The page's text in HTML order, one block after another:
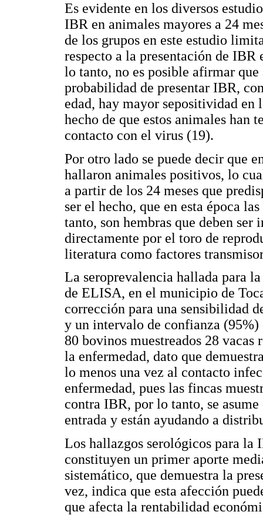
Es evidente en los diversos
IBR en animales mayores a 24
de los grupos en este estudio
respecto a la presentación de
lo tanto, no es posible afirmar
probabilidad de presentar IBR,
edad, hay mayor sepositividad
hecho de que estos animales han
contacto con el virus (19).
Por otro lado se puede decir que
hallaron animales positivos, lo
a partir de los 24 meses que
ser el hecho, que en esta época
tanto, son hembras que deben
directamente por el toro de
literatura como factores
La seroprevalencia hallada para
de ELISA, en el municipio de
corrección para una sensibilidad
y un intervalo de confianza
80 bovinos muestreados 28
la enfermedad, dato que
lo menos una vez al contacto
enfermedad, pues las fincas
contra IBR, por lo tanto, se
entrada y están ayudando a
Los hallazgos serológicos para
constituyen un primer aporte
sistemático, que demuestra la
vez, indica que esta afección
que afecta la rentabilidad